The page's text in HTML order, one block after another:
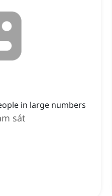
in large numbers
sát